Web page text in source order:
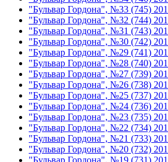
"Бульвар Гордона", №33 (745)
"Бульвар Гордона", №32 (744)
"Бульвар Гордона", №31 (743)
"Бульвар Гордона", №30 (742)
"Бульвар Гордона", №29 (741)
"Бульвар Гордона", №28 (740)
"Бульвар Гордона", №27 (739)
"Бульвар Гордона", №26 (738)
"Бульвар Гордона", №25 (737)
"Бульвар Гордона", №24 (736)
"Бульвар Гордона", №23 (735)
"Бульвар Гордона", №22 (734)
"Бульвар Гордона", №21 (733)
"Бульвар Гордона", №20 (732)
"Бульвар Гордона", №19 (731)